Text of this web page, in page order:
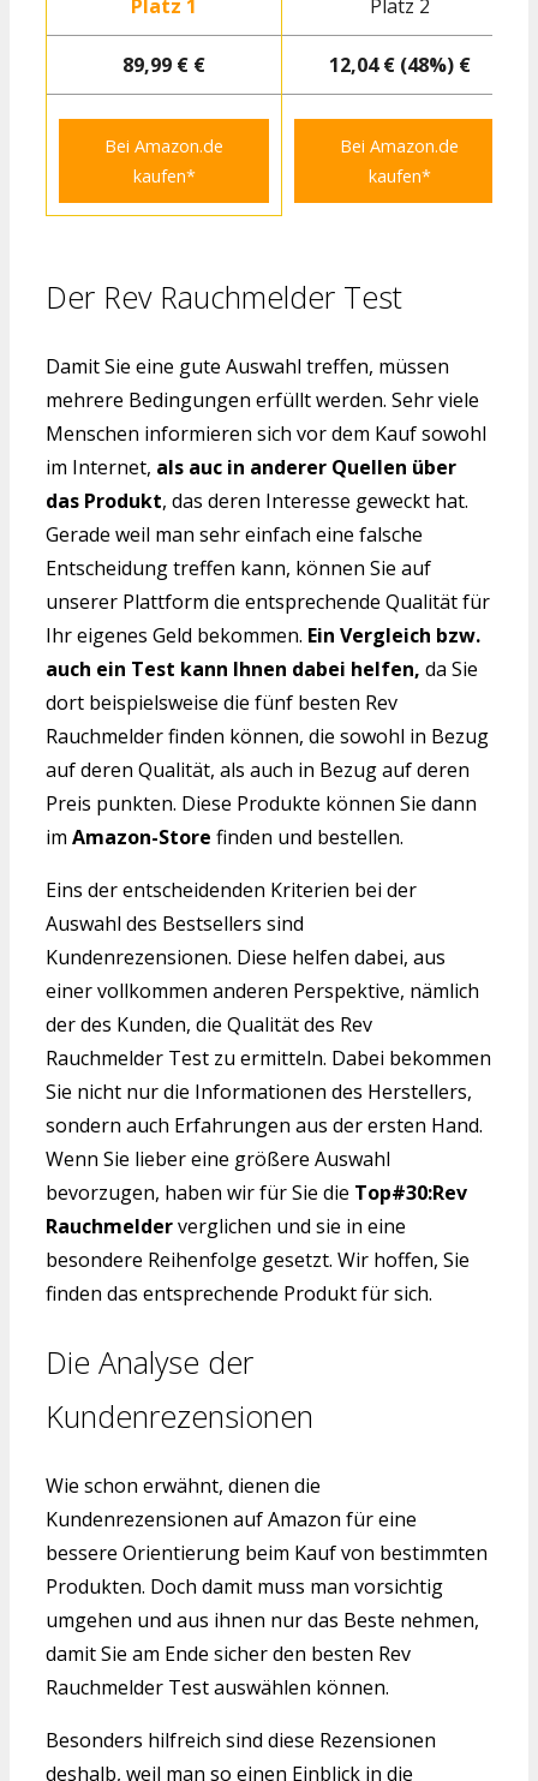
Platz 1 Platz 2
89,99 € € 12,04 € (48%) €
Bei Amazon.de
kaufen*
Bei Amazon.de
kaufen*
Der Rev Rauchmelder Test
Damit Sie eine gute Auswahl treffen, müssen
mehrere Bedingungen erfüllt werden. Sehr viele
Menschen informieren sich vor dem Kauf sowohl
im Internet, als auc in anderer Quellen über
das Produkt, das deren Interesse geweckt hat.
Gerade weil man sehr einfach eine falsche
Entscheidung treffen kann, können Sie auf
unserer Plattform die entsprechende Qualität für
Ihr eigenes Geld bekommen. Ein Vergleich bzw.
auch ein Test kann Ihnen dabei helfen, da Sie
dort beispielsweise die fünf besten Rev
Rauchmelder finden können, die sowohl in Bezug
auf deren Qualität, als auch in Bezug auf deren
Preis punkten. Diese Produkte können Sie dann
im Amazon-Store finden und bestellen.
Eins der entscheidenden Kriterien bei der
Auswahl des Bestsellers sind
Kundenrezensionen. Diese helfen dabei, aus
einer vollkommen anderen Perspektive, nämlich
der des Kunden, die Qualität des Rev
Rauchmelder Test zu ermitteln. Dabei bekommen
Sie nicht nur die Informationen des Herstellers,
sondern auch Erfahrungen aus der ersten Hand.
Wenn Sie lieber eine größere Auswahl
bevorzugen, haben wir für Sie die Top#30:Rev
Rauchmelderverglichen und sie in eine
besondere Reihenfolge gesetzt. Wir hoffen, Sie
finden das entsprechende Produkt für sich.
Die Analyse der
Kundenrezensionen
Wie schon erwähnt, dienen die
Kundenrezensionen auf Amazon für eine
bessere Orientierung beim Kauf von bestimmten
Produkten. Doch damit muss man vorsichtig
umgehen und aus ihnen nur das Beste nehmen,
damit Sie am Ende sicher den besten Rev
Rauchmelder Test auswählen können.
Besonders hilfreich sind diese Rezensionen
deshalb, weil man so einen Einblick in die